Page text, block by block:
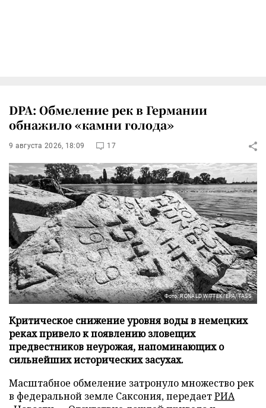
DPA: Обмеление рек в Германии
обнажило «камни голода»
9 августа 2026, 18:09 17
Фото: RONALD WITTEK/EPA/TASS
Критическое снижение уровня воды в немецких
реках привело к появлению зловещих
предвестников неурожая, напоминающих о
сильнейших исторических засухах.
Масштабное обмеление затронуло множество рек
в федеральной земле Саксония, передаетРИА